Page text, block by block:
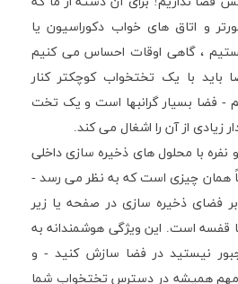
و اتاق های خواب دکوراسیون یا
، گاهی اوقات احساس می کنیم
باید با یک تختخواب کوچکتر کنار
- فضا بسیار گرانبها است و یک تخت
زیادی از آن را اشغال می کند.
نفره با محلول های ذخیره سازی داخلی
همان چیزی است که به نظر می رسد -
فضای ذخیره سازی در صفحه یا زیر
است. این ویژگی هوشمندانه به
نیستید در فضا سازش کنید - و
همیشه در دسترس تختخواب شما